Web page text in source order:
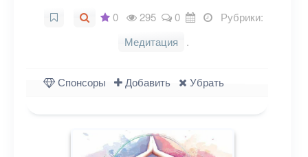
0 295 0
Рубрики:
Медитация
.
Спонсоры Добавить Убрать